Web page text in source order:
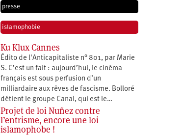
presse
islamophobie
Ku Klux Cannes
Édito de l'Anticapitaliste n° 801, par Marie
S. C’est un fait : aujourd’hui, le cinéma
français est sous perfusion d’un
milliardaire aux rêves de fascisme. Bolloré
détient le groupe Canal, qui est le…
Projet de loi Nuñez contre
l’entrisme, encore une loi
islamophobe !